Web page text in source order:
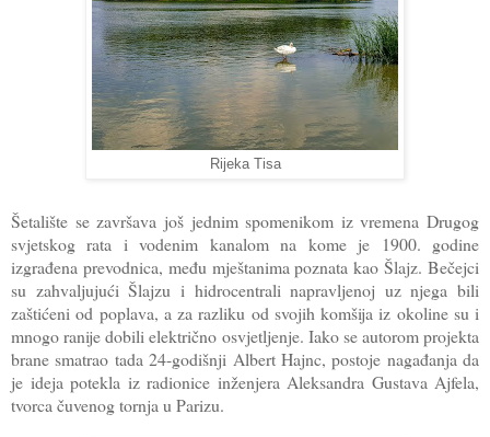
Rijeka Tisa
Šetalište se završava još jednim spomenikom iz vremena Drugog
svjetskog rata i vodenim kanalom na kome je 1900. godine
izgrađena prevodnica, među mještanima poznata kao Šlajz. Bečejci
su zahvaljujući Šlajzu i hidrocentrali napravljenoj uz njega bili
zaštićeni od poplava, a za razliku od svojih komšija iz okoline su i
mnogo ranije dobili električno osvjetljenje. Iako se autorom projekta
brane smatrao tada 24-godišnji Albert Hajnc, postoje nagađanja da
je ideja potekla iz radionice inženjera Aleksandra Gustava Ajfela,
tvorca čuvenog tornja u Parizu.